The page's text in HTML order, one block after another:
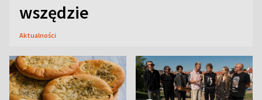
wszędzie
Aktualności